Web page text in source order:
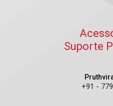
Suporte
+91 -